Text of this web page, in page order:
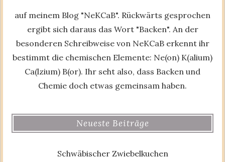
auf meinem Blog "NeKCaB". Rückwärts gesprochen
ergibt sich daraus das Wort "Backen". An der
besonderen Schreibweise von NeKCaB erkennt ihr
bestimmt die chemischen Elemente: Ne(on) K(alium)
Ca(lzium) B(or). Ihr seht also, dass Backen und
Chemie doch etwas gemeinsam haben.
Neueste Beiträge
Schwäbischer Zwiebelkuchen